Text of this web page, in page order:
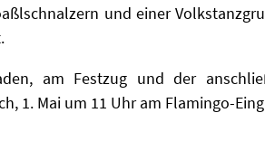
und einer
am Festzug und der
1. Mai um 11 Uhr am Flamingo-